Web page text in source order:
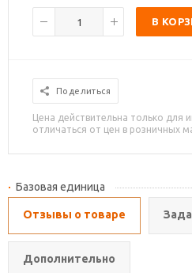
В
Поделиться
Цена действительна только для
отличаться от цен в розничных
Базовая единица
Отзывы о товаре
Дополнительно